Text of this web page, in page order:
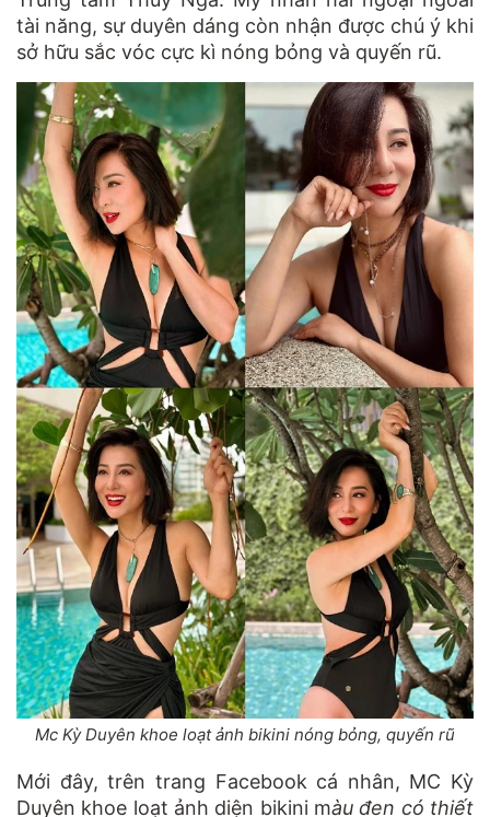
tài năng, sự duyên dáng còn nhận được chú ý khi
sở hữu sắc vóc cực kì nóng bỏng và quyến rũ.
Mc Kỳ Duyên khoe loạt ảnh bikini nóng bỏng, quyến rũ
Mới đây, trên trang Facebook cá nhân, MC Kỳ
Duyên khoe loạt ảnh diện bikini màu đen có thiết